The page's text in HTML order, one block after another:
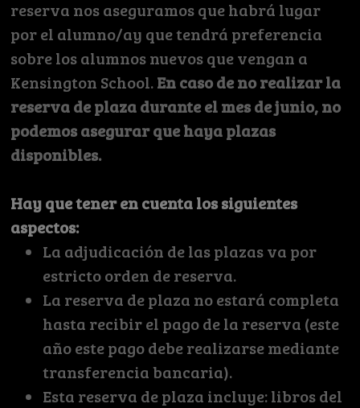
reserva nos aseguramos que habrá lugar
por el alumno/ay que tendrá preferencia
sobre los alumnos nuevos que vengan a
Kensington School.En caso de no realizar la
reserva de plaza durante el mes de junio, no
podemos asegurar que haya plazas
disponibles.
Hay que tener en cuenta los siguientes
aspectos:
La adjudicación de las plazas va por
estricto orden de reserva.
La reserva de plaza no estará completa
hasta recibir el pago de la reserva (este
año este pago debe realizarse mediante
transferencia bancaria).
Esta reserva de plaza incluye: libros del